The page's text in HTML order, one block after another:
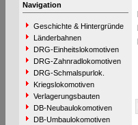
Navigation
Geschichte & Hintergründe
Länderbahnen
DRG-Einheitslokomotiven
DRG-Zahnradlokomotiven
DRG-Schmalspurlok.
Kriegslokomotiven
Verlagerungsbauten
DB-Neubaulokomotiven
DB-Umbaulokomotiven